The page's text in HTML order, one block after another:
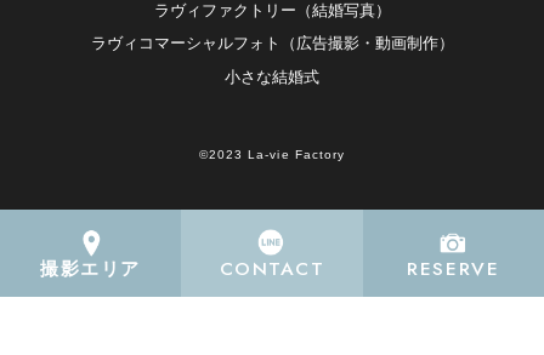
撮影エリア CONTACT RESERVE
ラヴィファクトリー（結婚写真）
ラヴィコマーシャルフォト（広告撮影・動画制作）
小さな結婚式
©2023 La-vie Factory